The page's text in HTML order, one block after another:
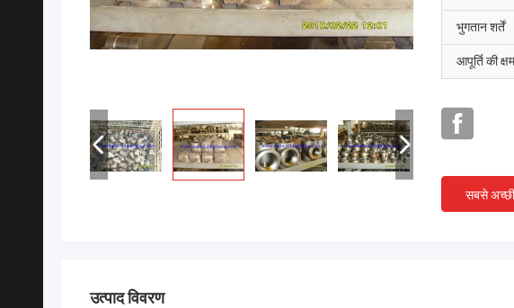
भुगतान शर्तें
आपूर्ति की
सबसे
उत्पाद विवरण